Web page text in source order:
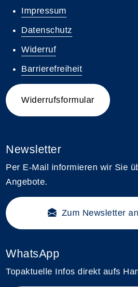
Impressum
Datenschutz
Widerruf
Barrierefreiheit
Widerrufsformular
Newsletter
Per E-Mail informieren wir Sie
Angebote.
Zum Newsletter
WhatsApp
Topaktuelle Infos direkt aufs